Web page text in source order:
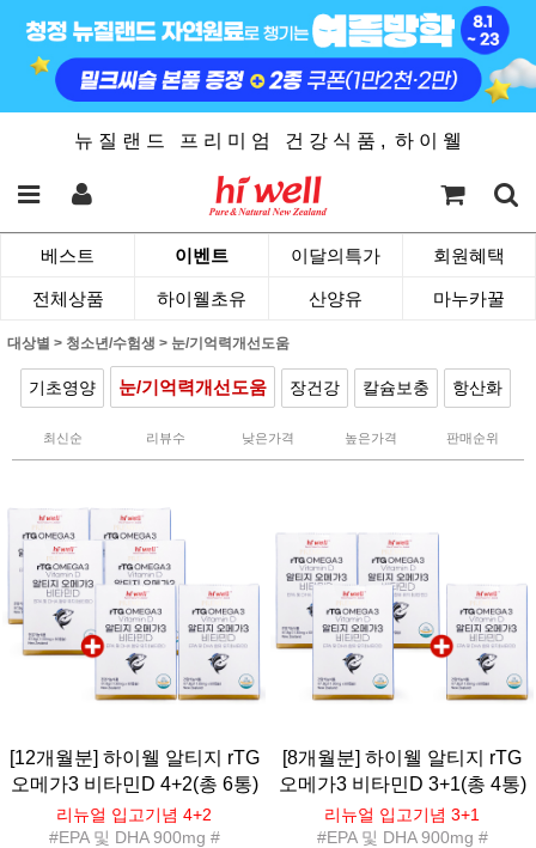
뉴 질 랜 드 프 리 미 엄 건 강 식 품 , 하 이 웰
베스트 이벤트 이달의특가 회원혜택
전체상품 하이웰초유 산양유 마누카꿀
대상별 > 청소년/수험생 > 눈/기억력개선도움
기초영양 눈/기억력개선도움 장건강 칼슘보충 항산화
최신순 리뷰수 낮은가격 높은가격 판매순위
[12개월분] 하이웰 알티지 rTG
오메가3 비타민D 4+2(총 6통)
리뉴얼 입고기념 4+2
#EPA 및 DHA 900mg #
[8개월분] 하이웰 알티지 rTG
오메가3 비타민D 3+1(총 4통)
리뉴얼 입고기념 3+1
#EPA 및 DHA 900mg #